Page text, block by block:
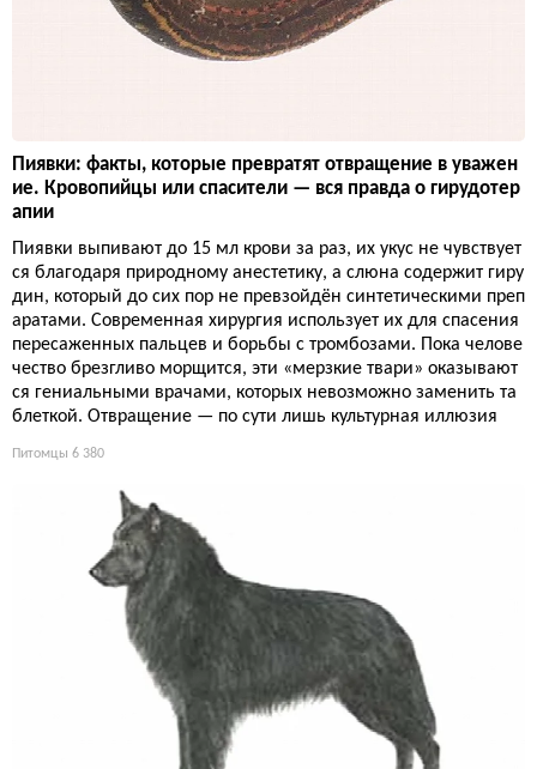
Пиявки: факты, которые превратят отвращение в уважен
ие. Кровопийцы или спасители — вся правда о гирудотер
апии
Пиявки выпивают до 15 мл крови за раз, их укус не чувствует
ся благодаря природному анестетику, а слюна содержит гиру
дин, который до сих пор не превзойдён синтетическими преп
аратами. Современная хирургия использует их для спасения
пересаженных пальцев и борьбы с тромбозами. Пока челове
чество брезгливо морщится, эти «мерзкие твари» оказывают
ся гениальными врачами, которых невозможно заменить та
блеткой. Отвращение — по сути лишь культурная иллюзия
Питомцы 6 380